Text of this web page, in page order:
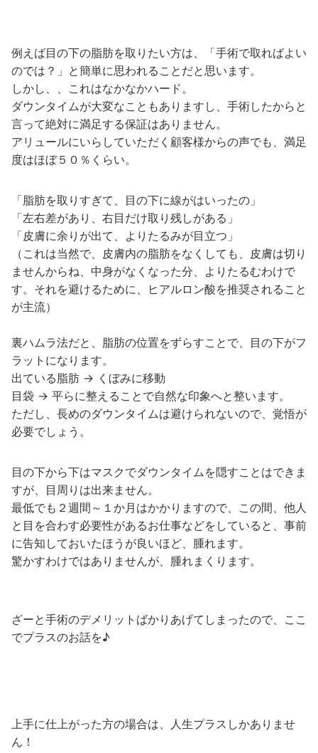
例えば目の下の脂肪を取りたい方は、「手術で取ればよい
のでは？」と簡単に思われることだと思います。
しかし、、これはなかなかハード。
ダウンタイムが大変なこともありますし、手術したからと
言って絶対に満足する保証はありません。
アリュールにいらしていただく顧客様からの声でも、満足
度はほぼ５０％くらい。
「脂肪を取りすぎて、目の下に線がはいったの」
「左右差があり、右目だけ取り残しがある」
「皮膚に余りが出て、よりたるみが目立つ」
（これは当然で、皮膚内の脂肪をなくしても、皮膚は切り
ませんからね、中身がなくなった分、よりたるむわけで
す。それを避けるために、ヒアルロン酸を推奨されること
が主流）
裏ハムラ法だと、脂肪の位置をずらすことで、目の下がフ
ラットになります。
出ている脂肪 → くぼみに移動
目袋 → 平らに整えることで自然な印象へと整います。
ただし、長めのダウンタイムは避けられないので、覚悟が
必要でしょう。
目の下から下はマスクでダウンタイムを隠すことはできま
すが、目周りは出来ません。
最低でも２週間～１か月はかかりますので、この間、他人
と目を合わす必要性があるお仕事などをしていると、事前
に告知しておいたほうが良いほど、腫れます。
驚かすわけではありませんが、腫れまくります。
ざーと手術のデメリットばかりあげてしまったので、ここ
でプラスのお話を♪
上手に仕上がった方の場合は、人生プラスしかありませ
ん！